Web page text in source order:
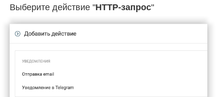
Выберите действие "HTTP-запрос"